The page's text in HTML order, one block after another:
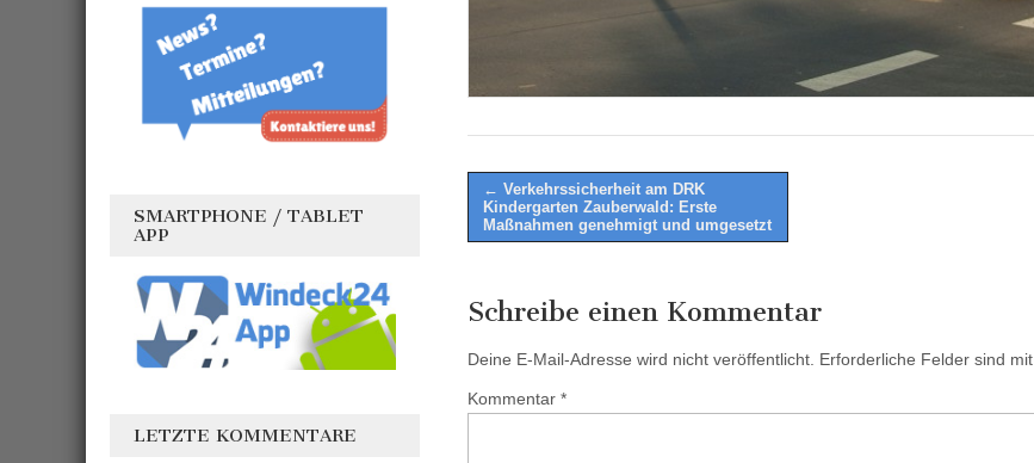
Post
navigation
← Verkehrssicherheit am DRK
Kindergarten Zauberwald: Erste
Maßnahmen genehmigt und umgesetzt
Schreibe einen Kommentar
Deine E-Mail-Adresse wird nicht veröffentlicht. Erforderliche Felder sind mit
Kommentar *
SMARTPHONE / TABLET
APP
LETZTE KOMMENTARE